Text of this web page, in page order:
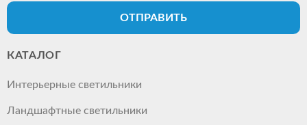
ОТПРАВИТЬ
КАТАЛОГ
Интерьерные светильники
Ландшафтные светильники